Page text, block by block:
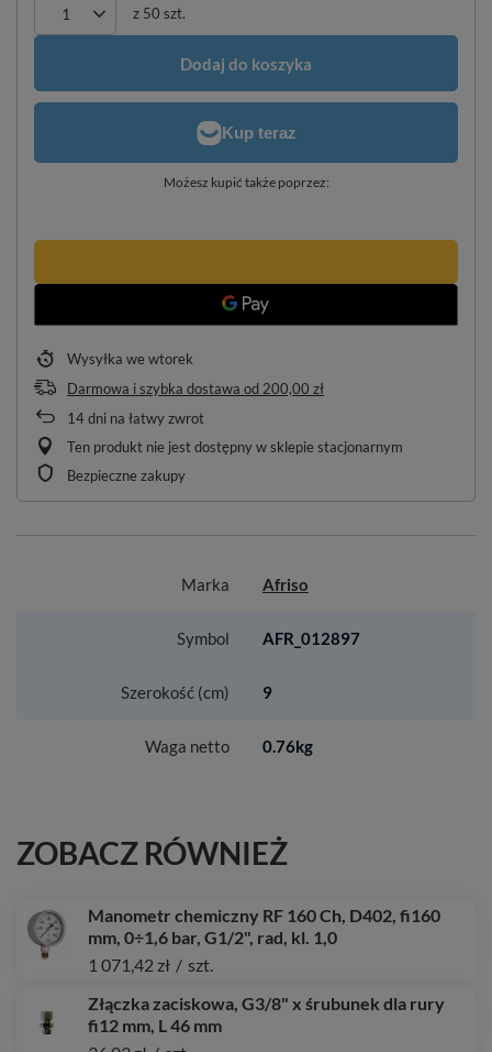
z 50 szt.
Dodaj do koszyka
Możesz kupić także poprzez:
Wysyłka we wtorek
Darmowa i szybka dostawa od 200,00 zł
14dni na łatwy zwrot
Ten produkt nie jest dostępny w sklepie stacjonarnym
Bezpieczne zakupy
Marka Afriso
Symbol AFR_012897
Szerokość (cm) 9
Waga netto 0.76kg
ZOBACZ RÓWNIEŻ
Manometr chemiczny RF 160 Ch, D402, fi160
mm, 0÷1,6 bar, G1/2", rad, kl. 1,0
1 071,42 zł / szt.
Złączka zaciskowa, G3/8" x śrubunek dla rury
fi12 mm, L 46 mm